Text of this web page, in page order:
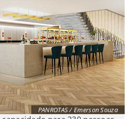
PANROTAS / Emerson Souza